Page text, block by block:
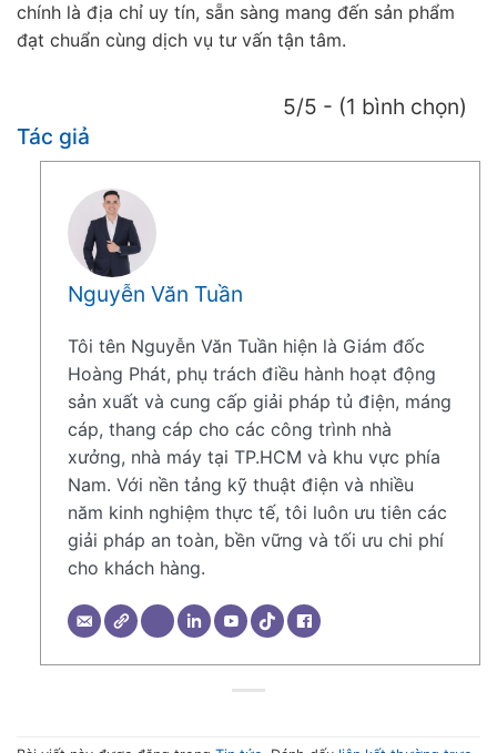
chính là địa chỉ uy tín, sẵn sàng mang đến sản phẩm
đạt chuẩn cùng dịch vụ tư vấn tận tâm.
5/5 - (1 bình chọn)
Tác giả
Nguyễn Văn Tuần
Tôi tên Nguyễn Văn Tuần hiện là Giám đốc
Hoàng Phát, phụ trách điều hành hoạt động
sản xuất và cung cấp giải pháp tủ điện, máng
cáp, thang cáp cho các công trình nhà
xưởng, nhà máy tại TP.HCM và khu vực phía
Nam. Với nền tảng kỹ thuật điện và nhiều
năm kinh nghiệm thực tế, tôi luôn ưu tiên các
giải pháp an toàn, bền vững và tối ưu chi phí
cho khách hàng.